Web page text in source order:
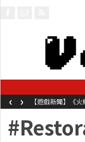
【遊戲新聞】《
容同時系舊作限時
‹ ›